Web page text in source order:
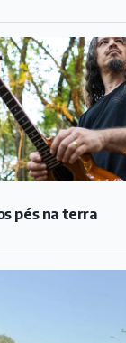
pés na terra